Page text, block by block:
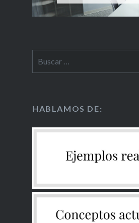
HABLAMOS DE: